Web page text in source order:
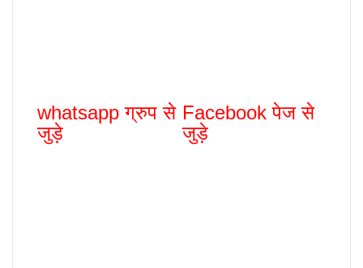
whatsapp ग्रुप से
जुड़े
Facebook पेज से
जुड़े